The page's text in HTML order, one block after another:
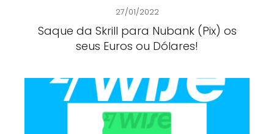
27/01/2022
Saque da Skrill para Nubank (Pix) os
seus Euros ou Dólares!